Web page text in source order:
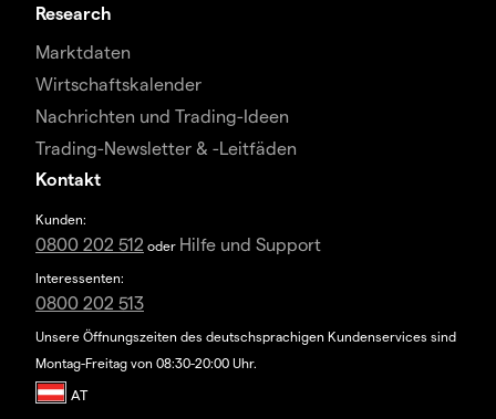
Research
Marktdaten
Wirtschaftskalender
Nachrichten und Trading-Ideen
Trading-Newsletter & -Leitfäden
Kontakt
Kunden:
0800 202 512 oder Hilfe und Support
Interessenten:
0800 202 513
Unsere Öffnungszeiten des deutschsprachigen Kundenservices sind
Montag-Freitag von 08:30-20:00 Uhr.